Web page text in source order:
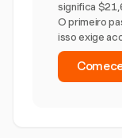
significa
O primeiro
isso exige